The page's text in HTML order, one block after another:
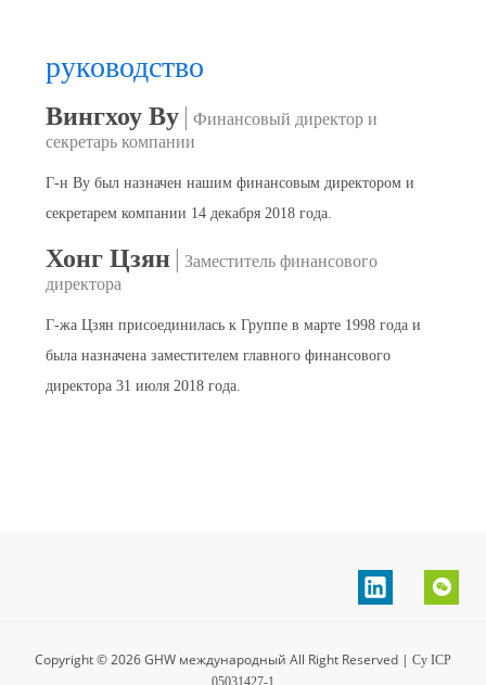
руководство
Вингхоу Ву | Финансовый директор и
секретарь компании
Г-н Ву был назначен нашим финансовым директором и
секретарем компании 14 декабря 2018 года.
Хонг Цзян | Заместитель финансового
директора
Г-жа Цзян присоединилась к Группе в марте 1998 года и
была назначена заместителем главного финансового
директора 31 июля 2018 года.
Copyright ©2026GHW международный All Right Reserved | Су ICP
05031427-1